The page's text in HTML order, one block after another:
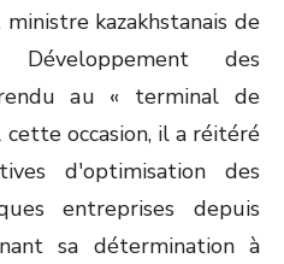
kazakhstanais de
des
au « terminal de
occasion, il a réitéré
d'optimisation des
entreprises depuis
sa détermination à